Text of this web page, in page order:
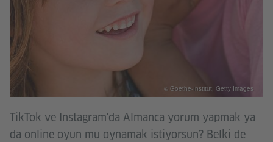
TikTok ve Instagram'da Almanca yorum yapmak ya
da online oyun mu oynamak istiyorsun? Belki de
© Goethe-Institut, Getty Images